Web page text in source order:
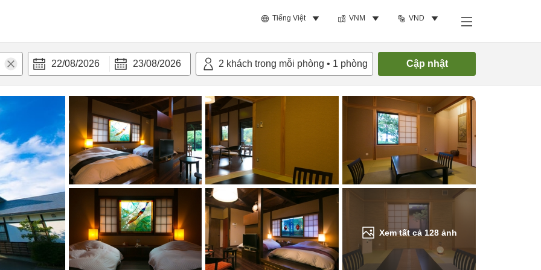
Tiếng Việt VNM VND
22/08/2026 23/08/2026 2 khách trong mỗi phòng • 1 phòng Cập nhật
Xem tất cả 128 ảnh
bật Tiện nghi Tìm phòng trống